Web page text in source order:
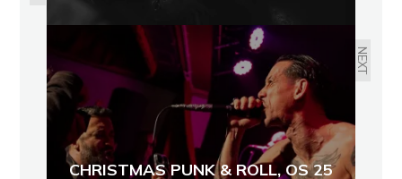
NEXT
CHRISTMAS PUNK & ROLL, OS 25